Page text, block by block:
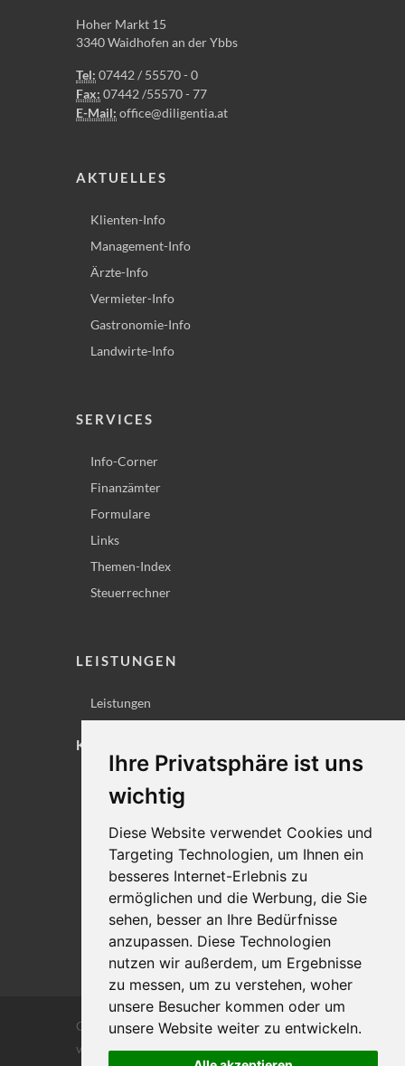
Ihre Privatsphäre ist uns
wichtig
Diese Website verwendet Cookies und
Targeting Technologien, um Ihnen ein
besseres Internet-Erlebnis zu
ermöglichen und die Werbung, die Sie
sehen, besser an Ihre Bedürfnisse
anzupassen. Diese Technologien
nutzen wir außerdem, um Ergebnisse
zu messen, um zu verstehen, woher
unsere Besucher kommen oder um
unsere Website weiter zu entwickeln.
Hoher Markt 15
3340 Waidhofen an der Ybbs
Tel: 07442 / 55570 - 0
Fax: 07442 /55570 - 77
E-Mail: office@diligentia.at
AKTUELLES
Klienten-Info
Management-Info
Ärzte-Info
Vermieter-Info
Gastronomie-Info
Landwirte-Info
SERVICES
Info-Corner
Finanzämter
Formulare
Links
Themen-Index
Steuerrechner
LEISTUNGEN
Leistungen
KONTAKT
Lageplan
Datenschutz
Cookie-Einstellungen
Copyrights © 2026 Alle Rechte vorbehalten
von DILIGENTIA Wirtschaftsprüfung- und